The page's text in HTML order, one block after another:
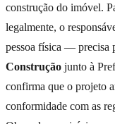
construção do imóvel.
legalmente, o
pessoa física — precisa
Construção junto à
confirma que o projeto
conformidade com as